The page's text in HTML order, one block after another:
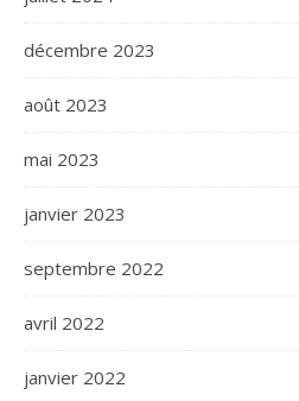
décembre 2023
août 2023
mai 2023
janvier 2023
septembre 2022
avril 2022
janvier 2022